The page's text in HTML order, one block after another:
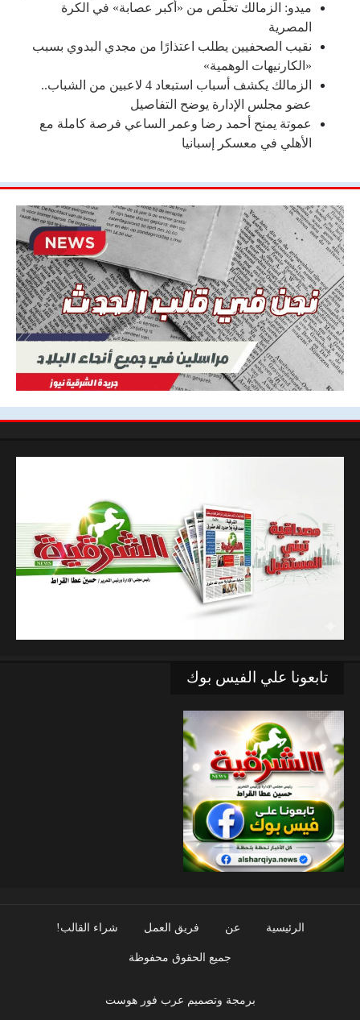
ميدو: الزمالك تخلّص من «أكبر عصابة» في الكرة
المصرية
نقيب الصحفيين يطلب اعتذارًا من مجدي البدوي بسبب
«الكارنيهات الوهمية»
الزمالك يكشف أسباب استبعاد 4 لاعبين من الشباب..
عضو مجلس الإدارة يوضح التفاصيل
عموتة يمنح أحمد رضا وعمر الساعي فرصة كاملة مع
الأهلي في معسكر إسبانيا
تابعونا علي الفيس بوك
الرئيسية عن فريق العمل شراء القالب!
جميع الحقوق محفوظة
برمجة وتصميم عرب فور هوست